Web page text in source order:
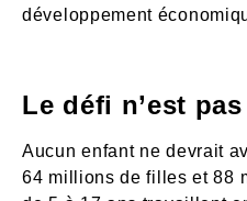
développement
Le défi n’est
Aucun enfant ne devrait
64 millions de filles et 88